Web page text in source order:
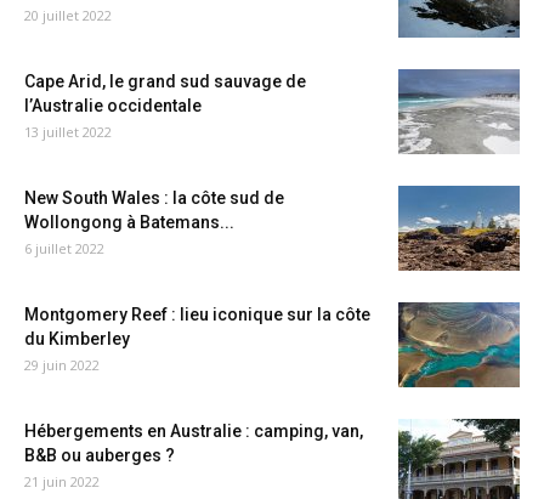
20 juillet 2022
Cape Arid, le grand sud sauvage de
l’Australie occidentale
13 juillet 2022
New South Wales : la côte sud de
Wollongong à Batemans...
6 juillet 2022
Montgomery Reef : lieu iconique sur la côte
du Kimberley
29 juin 2022
Hébergements en Australie : camping, van,
B&B ou auberges ?
21 juin 2022